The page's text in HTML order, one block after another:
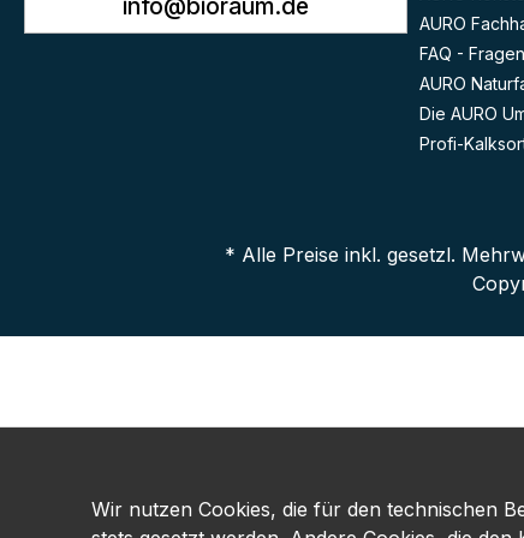
info@bioraum.de
AURO
FAQ -
AURO
Die AURO
Profi-
* Alle Preise inkl. gesetzl.
Wir nutzen Cookies, die für den technischen